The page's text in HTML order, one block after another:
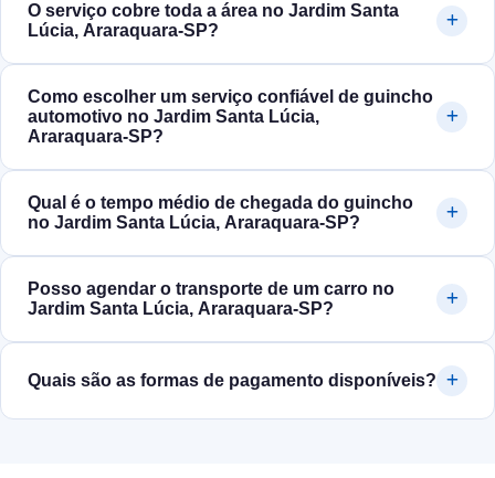
O serviço cobre toda a área no Jardim Santa
Lúcia, Araraquara‑SP?
Como escolher um serviço confiável de guincho
automotivo no Jardim Santa Lúcia,
Araraquara‑SP?
Qual é o tempo médio de chegada do guincho
no Jardim Santa Lúcia, Araraquara‑SP?
Posso agendar o transporte de um carro no
Jardim Santa Lúcia, Araraquara‑SP?
Quais são as formas de pagamento disponíveis?